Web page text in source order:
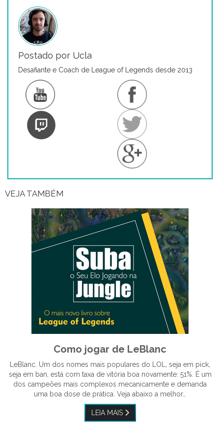
Postado por Ucla
Desafiante e Coach de League of Legends desde 2013
VEJA TAMBÉM
Como jogar de LeBlanc
LeBlanc. Um dos nomes mais populares do LOL, seja em pick,
seja em ban, está com taxa de vitória boa novamente: 51%. É um
dos campeões mais complexos mecanicamente e demanda
uma boa dose de prática. Veja abaixo a melhor…
LEIA MAIS